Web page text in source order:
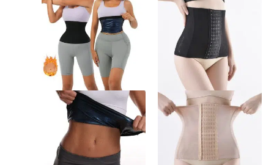
producto
tiene
múltiples
variantes.
Las
opciones
se
pueden
elegir
en
la
producto
tiene
múltiples
variantes.
Las
opciones
se
pueden
elegir
en
la